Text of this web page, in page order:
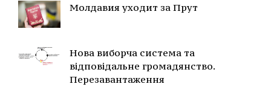
Молдавия уходит за Прут
Нова виборча система та
відповідальне громадянство.
Перезавантаження